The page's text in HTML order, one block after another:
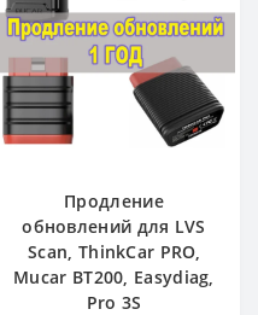
Продление
обновлений для LVS
Scan, ThinkCar PRO,
Mucar BT200, Easydiag,
Pro 3S